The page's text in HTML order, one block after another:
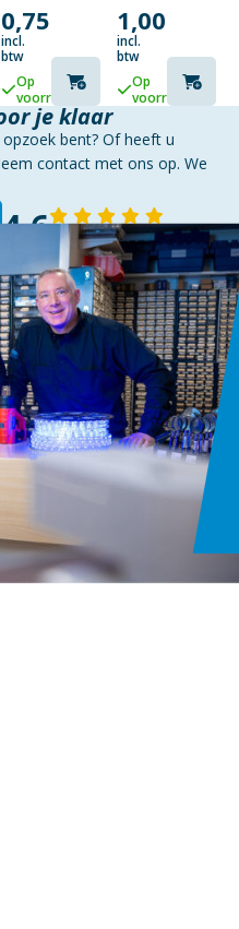
WIT
DIFFUUS
0,75
incl.
btw
Op
voorraad
13A
1,00
incl.
btw
Op
voorraad
je klaar
bent? Of heeft u
contact met ons op. We
4,6 143 reviews